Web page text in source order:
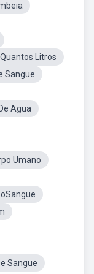
Litros
Sangue
Agua
Umano
Sangue